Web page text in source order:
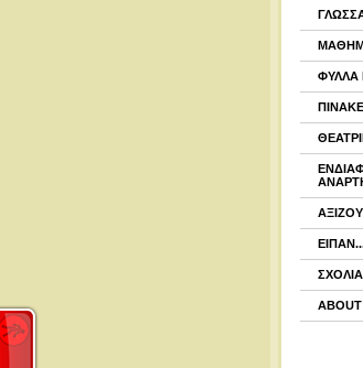
ΦΥΛΛΑ
ΣΧΟΛΙΑ